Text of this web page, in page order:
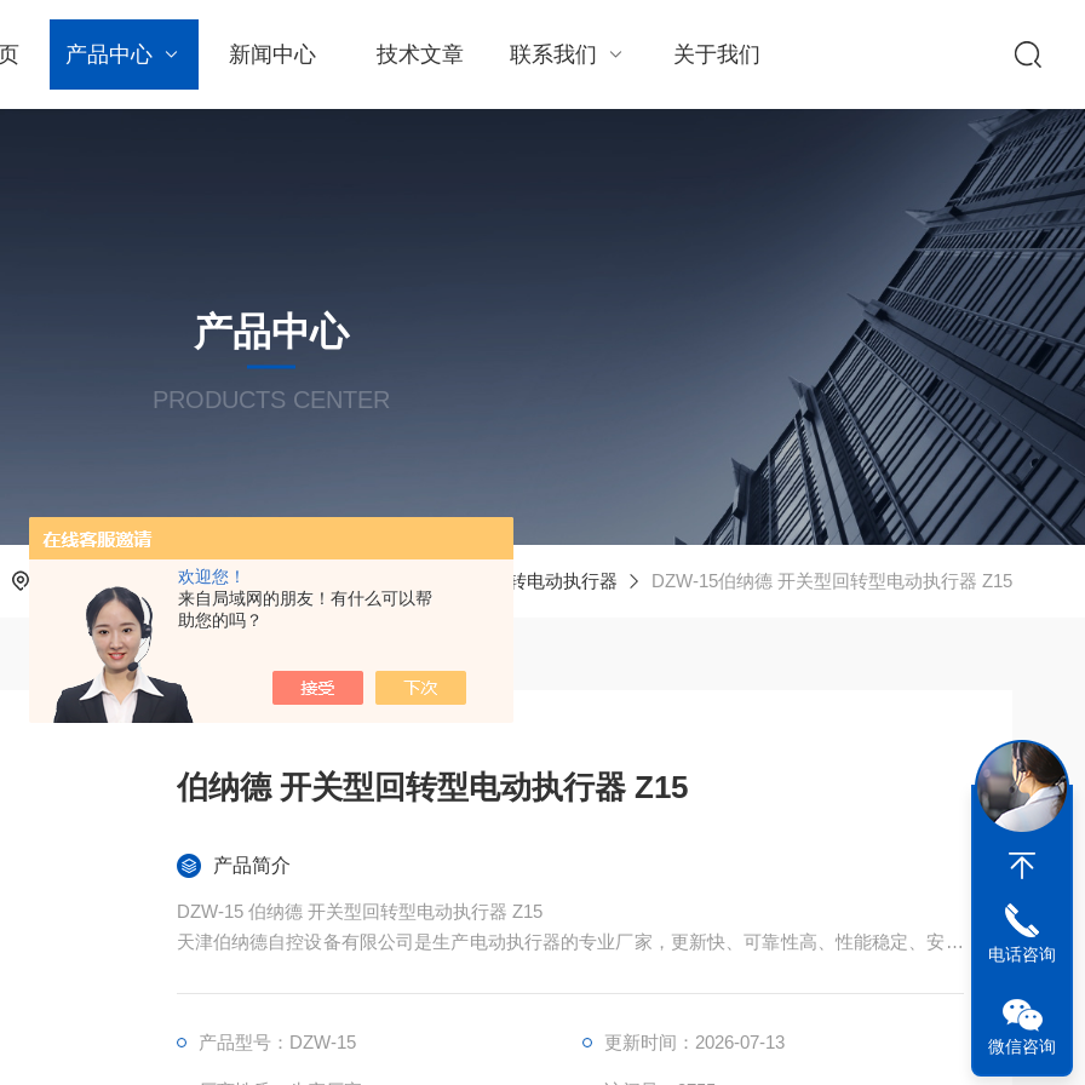
欢迎您！
来自局域网的朋友！有什么可以帮
助您的吗？
产品中心 新闻中心 技术文章 联系我们 关于我们
产品中心
PRODUCTS CENTER
产品中心 DZW多回转电动执行器 DZW-15伯纳德 开关型回转型电动执行器 Z15
伯纳德 开关型回转型电动执行器 Z15
产品简介
DZW-15 伯纳德 开关型回转型电动执行器 Z15
天津伯纳德自控设备有限公司是生产电动执行器的专业厂家，更新快、可靠性高、性能稳定、安装
产品型号：DZW-15 更新时间：2026-07-13
电话咨询
微信咨询